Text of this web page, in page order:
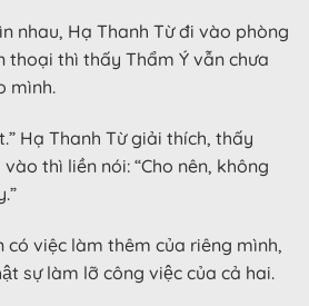
nhau, Hạ Thanh Từ đi vào phòng
thoại thì thấy Thẩm Ý vẫn chưa
mình.
Hạ Thanh Từ giải thích, thấy
thì liền nói: “Cho nên, không
có việc làm thêm của riêng mình,
sự làm lỡ công việc của cả hai.